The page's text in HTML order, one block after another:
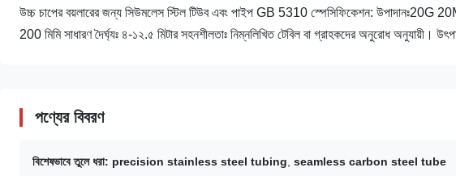
উচ্চ চাপের বয়লারের জন্য সিউমলেস স্টিল টিউব এবং পাইপ GB 5310 স্পেসিফিকেশন: উপাদানঃ20G
200 মিমি সাধারণ দৈর্ঘ্যঃ ৪-১২.৫ মিটার সহনশীলতাঃ নিম্নলিখিত টেবিল বা গ্রাহকদের অনুরোধ অনুযায়ী।
পণ্যের বিবরণ
বিশেষভাবে তুলে ধরা: precision stainless steel tubing, seamless carbon steel tube